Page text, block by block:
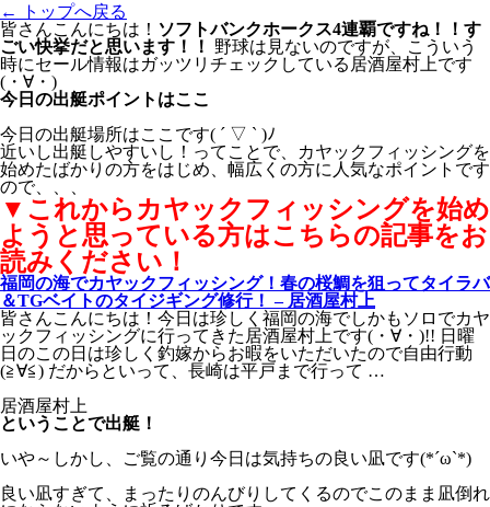
← トップへ戻る
皆さんこんにちは！ ソフトバンクホークス4連覇ですね！！す
ごい快挙だと思います！！
野球は見ないのですが、こういう
時にセール情報はガッツリチェックしている居酒屋村上です
(・∀・)
今日の出艇ポイントはここ
今日の出艇場所はここです( ´ ▽ ` )ﾉ
近いし出艇しやすいし！ってことで、カヤックフィッシングを
始めたばかりの方をはじめ、幅広くの方に人気なポイントです
ので、、、
▼これからカヤックフィッシングを始め
ようと思っている方はこちらの記事をお
読みください！
福岡の海でカヤックフィッシング！春の桜鯛を狙ってタイラバ
＆TGベイトのタイジギング修行！ – 居酒屋村上
皆さんこんにちは！今日は珍しく福岡の海でしかもソロでカヤ
ックフィッシングに行ってきた居酒屋村上です(・∀・)!! 日曜
日のこの日は珍しく釣嫁からお暇をいただいたので自由行動
(≧∀≦) だからといって、長崎は平戸まで行って …
居酒屋村上
ということで出艇！
いや～しかし、ご覧の通り今日は気持ちの良い凪です(*´ω`*)
良い凪すぎて、まったりのんびりしてくるのでこのまま凪倒れ